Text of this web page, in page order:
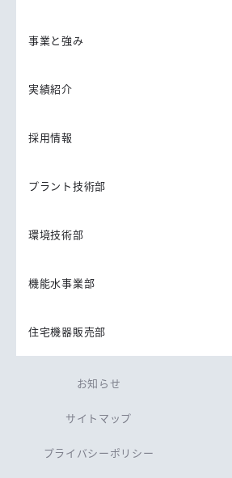
事業と強み
実績紹介
採用情報
プラント技術部
環境技術部
機能水事業部
住宅機器販売部
お知らせ
サイトマップ
プライバシーポリシー